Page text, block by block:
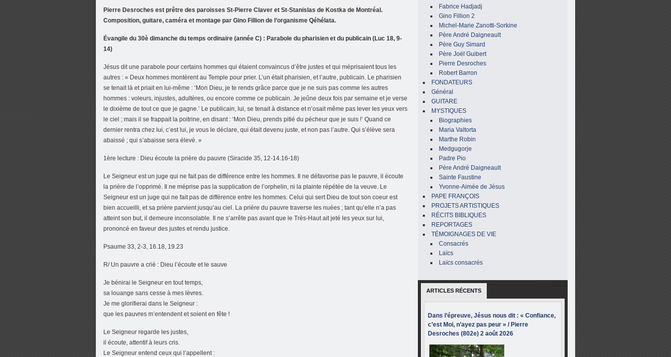
Fabrice Hadjadj
Gino Fillion 2
Michel-Marie Zanotti-Sorkine
Père André Daigneault
Père Guy Simard
Père Joël Guibert
Pierre Desroches
Robert Barron
FONDATEURS
Général
GUITARE
MYSTIQUES
Biographies
Maria Valtorta
Marthe Robin
Medgugorje
Padre Pio
Père André Daigneault
Sainte Faustine
Yvonne-Aimée de Jésus
PAPE FRANÇOIS
PROJETS ARTISTIQUES
RÉCITS BIBLIQUES
REPORTAGES
TÉMOIGNAGES DE VIE
Consacrés
Laïcs
Laïcs consacrés
ARTICLES RÉCENTS
Dans l’épreuve, Jésus nous dit : « Confiance,
c’est Moi, n’ayez pas peur » / Pierre
Desroches (802e) 2 août 2026
Pierre Desroches est prêtre des paroisses St-Pierre Claver et St-Stanislas de Kostka de Montréal.
Composition, guitare, caméra et montage par Gino Fillion de l’organisme Qéhélata.
Évangile du 30è dimanche du temps ordinaire (année C) : Parabole du pharisien et du publicain (Luc 18, 9-
14)
Jésus dit une parabole pour certains hommes qui étaient convaincus d’être justes et qui méprisaient tous les
autres : « Deux hommes montèrent au Temple pour prier. L’un était pharisien, et l’autre, publicain. Le pharisien
se tenait là et priait en lui-même : ‘Mon Dieu, je te rends grâce parce que je ne suis pas comme les autres
hommes : voleurs, injustes, adultères, ou encore comme ce publicain. Je jeûne deux fois par semaine et je verse
le dixième de tout ce que je gagne.’ Le publicain, lui, se tenait à distance et n’osait même pas lever les yeux vers
le ciel ; mais il se frappait la poitrine, en disant : ‘Mon Dieu, prends pitié du pécheur que je suis !’ Quand ce
dernier rentra chez lui, c’est lui, je vous le déclare, qui était devenu juste, et non pas l’autre. Qui s’élève sera
abaissé ; qui s’abaisse sera élevé. »
1ère lecture : Dieu écoute la prière du pauvre (Siracide 35, 12-14.16-18)
Le Seigneur est un juge qui ne fait pas de différence entre les hommes. Il ne défavorise pas le pauvre, il écoute
la prière de l’opprimé. Il ne méprise pas la supplication de l’orphelin, ni la plainte répétée de la veuve. Le
Seigneur est un juge qui ne fait pas de différence entre les hommes. Celui qui sert Dieu de tout son coeur est
bien accueilli, et sa prière parvient jusqu’au ciel. La prière du pauvre traverse les nuées ; tant qu’elle n’a pas
atteint son but, il demeure inconsolable. Il ne s’arrête pas avant que le Très-Haut ait jeté les yeux sur lui,
prononcé en faveur des justes et rendu justice.
Psaume 33, 2-3, 16.18, 19.23
R/ Un pauvre a crié : Dieu l’écoute et le sauve
Je bénirai le Seigneur en tout temps,
sa louange sans cesse à mes lèvres.
Je me glorifierai dans le Seigneur :
que les pauvres m’entendent et soient en fête !
Le Seigneur regarde les justes,
il écoute, attentif à leurs cris.
Le Seigneur entend ceux qui l’appellent :